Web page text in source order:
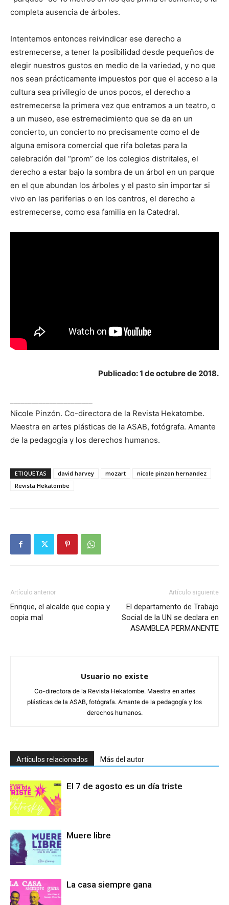
completa ausencia de árboles.
Intentemos entonces reivindicar ese derecho a
estremecerse, a tener la posibilidad desde pequeños de
elegir nuestros gustos en medio de la variedad, y no que
nos sean prácticamente impuestos por que el acceso a la
cultura sea privilegio de unos pocos, el derecho a
estremecerse la primera vez que entramos a un teatro, o
a un museo, ese estremecimiento que se da en un
concierto, un concierto no precisamente como el de
alguna emisora comercial que rifa boletas para la
celebración del “prom” de los colegios distritales, el
derecho a estar bajo la sombra de un árbol en un parque
en el que abundan los árboles y el pasto sin importar si
vivo en las periferias o en los centros, el derecho a
estremecerse, como esa familia en la Catedral.
Publicado: 1 de octubre de 2018.
Nicole Pinzón. Co-directora de la Revista Hekatombe.
Maestra en artes plásticas de la ASAB, fotógrafa. Amante
de la pedagogía y los derechos humanos.
ETIQUETAS david harvey mozart
nicole pinzon hernandez
Revista Hekatombe
Artículo anterior
Enrique, el alcalde que copia y
copia mal
Artículo siguiente
El departamento de Trabajo
Social de la UN se declara en
ASAMBLEA PERMANENTE
Usuario no existe
Co-directora de la Revista Hekatombe. Maestra en artes
plásticas de la ASAB, fotógrafa. Amante de la pedagogía y los
derechos humanos.
Artículos relacionados Más del autor
El 7 de agosto es un día triste
Muere libre
La casa siempre gana